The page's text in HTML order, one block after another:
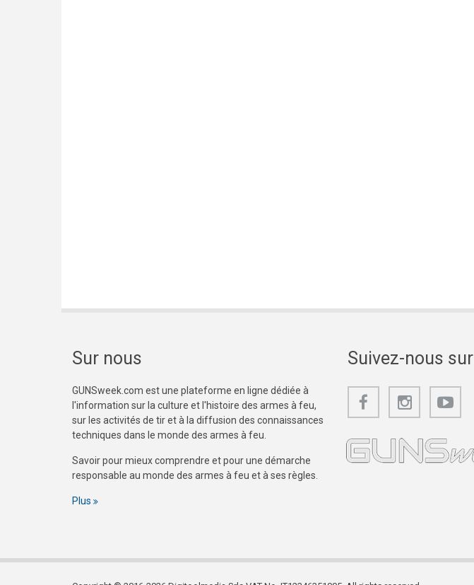
Sur nous
GUNSweek.com est une plateforme en ligne dédiée à
l'information sur la culture et l'histoire des armes à feu,
sur les activités de tir et à la diffusion des connaissances
techniques dans le monde des armes à feu.
Savoir pour mieux comprendre et pour une démarche
responsable au monde des armes à feu et à ses règles.
Plus
Suivez-nous sur